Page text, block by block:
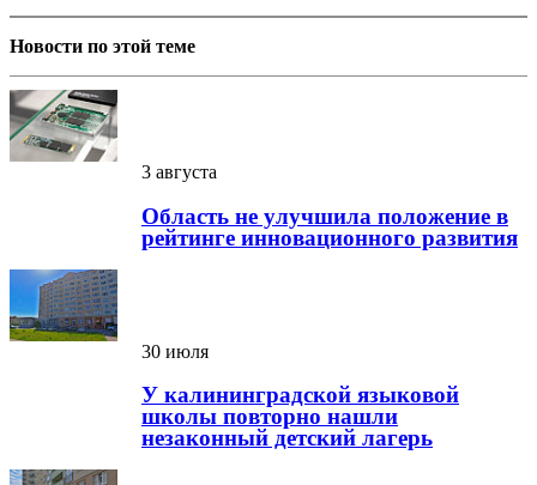
Новости по этой теме
3 августа
Область не улучшила положение в
рейтинге инновационного развития
30 июля
У калининградской языковой
школы повторно нашли
незаконный детский лагерь